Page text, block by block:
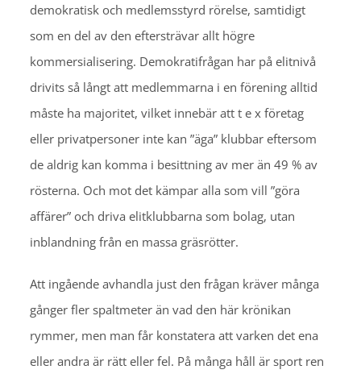
demokratisk och medlemsstyrd rörelse, samtidigt
som en del av den eftersträvar allt högre
kommersialisering. Demokratifrågan har på elitnivå
drivits så långt att medlemmarna i en förening alltid
måste ha majoritet, vilket innebär att t e x företag
eller privatpersoner inte kan ”äga” klubbar eftersom
de aldrig kan komma i besittning av mer än 49 % av
rösterna. Och mot det kämpar alla som vill ”göra
affärer” och driva elitklubbarna som bolag, utan
inblandning från en massa gräsrötter.
Att ingående avhandla just den frågan kräver många
gånger fler spaltmeter än vad den här krönikan
rymmer, men man får konstatera att varken det ena
eller andra är rätt eller fel. På många håll är sport ren